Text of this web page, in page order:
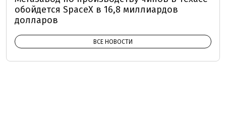
обойдется SpaceX в 16,8 миллиардов
долларов
ВСЕ НОВОСТИ